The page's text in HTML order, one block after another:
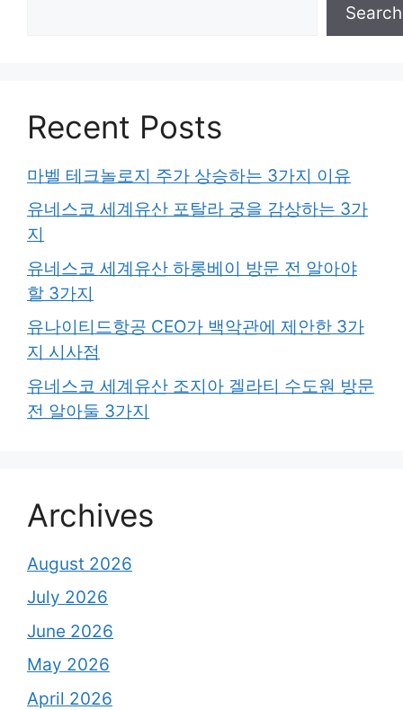
Search
Recent Posts
마벨 테크놀로지 주가 상승하는 3가지 이유
유네스코 세계유산 포탈라 궁을 감상하는 3가
지
유네스코 세계유산 하롱베이 방문 전 알아야
할 3가지
유나이티드항공 CEO가 백악관에 제안한 3가
지 시사점
유네스코 세계유산 조지아 겔라티 수도원 방문
전 알아둘 3가지
Archives
August 2026
July 2026
June 2026
May 2026
April 2026